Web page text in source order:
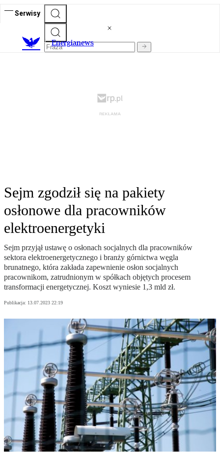
Serwisy
Energianews
Sejm zgodził się na pakiety
osłonowe dla pracowników
elektroenergetyki
Sejm przyjął ustawę o osłonach socjalnych dla pracowników
sektora elektroenergetycznego i branży górnictwa węgla
brunatnego, która zakłada zapewnienie osłon socjalnych
pracownikom, zatrudnionym w spółkach objętych procesem
transformacji energetycznej. Koszt wyniesie 1,3 mld zł.
Publikacja: 13.07.2023 22:19